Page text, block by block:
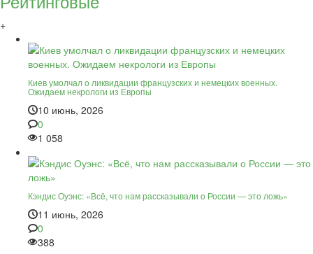
+
Киев умолчал о ликвидации французских и немецких военных.
Ожидаем некрологи из Европы
10 июнь, 2026
0
1 058
Кэндис Оуэнс: «Всё, что нам рассказывали о России — это ложь»
11 июнь, 2026
0
388